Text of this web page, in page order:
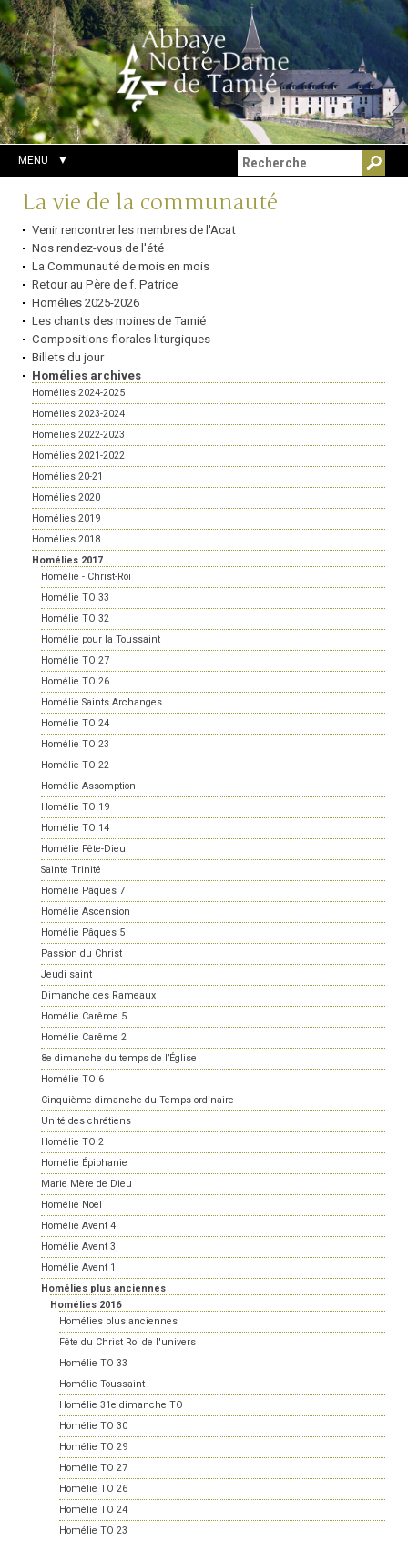
Aller
au
contenu.
|
Aller
à
la
navigation
Outils
personnels
Chercher par
Recherche
avancée…
MENU
Navigation
La vie de la communauté
Venir rencontrer les membres de l'Acat
Nos rendez-vous de l'été
La Communauté de mois en mois
Retour au Père de f. Patrice
Homélies 2025-2026
Les chants des moines de Tamié
Compositions florales liturgiques
Billets du jour
Homélies archives
Homélies 2024-2025
Homélies 2023-2024
Homélies 2022-2023
Homélies 2021-2022
Homélies 20-21
Homélies 2020
Homélies 2019
Homélies 2018
Homélies 2017
Homélie - Christ-Roi
Homélie TO 33
Homélie TO 32
Homélie pour la Toussaint
Homélie TO 27
Homélie TO 26
Homélie Saints Archanges
Homélie TO 24
Homélie TO 23
Homélie TO 22
Homélie Assomption
Homélie TO 19
Homélie TO 14
Homélie Fête-Dieu
Sainte Trinité
Homélie Pâques 7
Homélie Ascension
Homélie Pâques 5
Passion du Christ
Jeudi saint
Dimanche des Rameaux
Homélie Carême 5
Homélie Carême 2
8e dimanche du temps de l’Église
Homélie TO 6
Cinquième dimanche du Temps ordinaire
Unité des chrétiens
Homélie TO 2
Homélie Épiphanie
Marie Mère de Dieu
Homélie Noël
Homélie Avent 4
Homélie Avent 3
Homélie Avent 1
Homélies plus anciennes
Homélies 2016
Homélies plus anciennes
Fête du Christ Roi de l'univers
Homélie TO 33
Homélie Toussaint
Homélie 31e dimanche TO
Homélie TO 30
Homélie TO 29
Homélie TO 27
Homélie TO 26
Homélie TO 24
Homélie TO 23